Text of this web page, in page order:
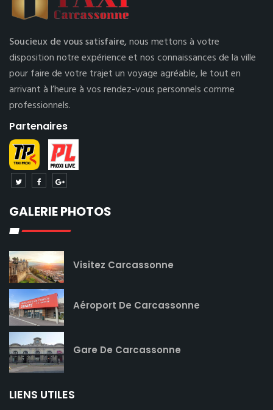
Soucieux de vous satisfaire,nous mettons à votre
disposition notre expérience et nos connaissances de la ville
pour faire de votre trajet un voyage agréable, le tout en
arrivant à l’heure à vos rendez-vous personnels comme
professionnels.
Partenaires
GALERIE PHOTOS
Visitez Carcassonne
Aéroport De Carcassonne
Gare De Carcassonne
LIENS UTILES